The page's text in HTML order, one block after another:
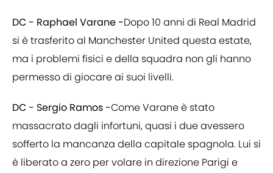
DC - Raphael Varane -Dopo 10 anni di Real Madrid
si è trasferito al Manchester United questa estate,
ma i problemi fisici e della squadra non gli hanno
permesso di giocare ai suoi livelli.
DC - Sergio Ramos -Come Varane è stato
massacrato dagli infortuni, quasi i due avessero
sofferto la mancanza della capitale spagnola. Lui si
è liberato a zero per volare in direzione Parigi e